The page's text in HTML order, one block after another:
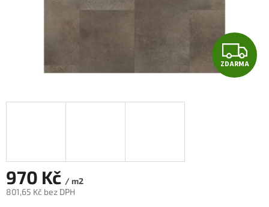
Z
D
ZDARMA
970 Kč / m2
801,65 Kč bez DPH